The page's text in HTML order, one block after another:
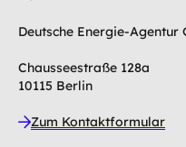
Deutsche Energie-Agentur
Chausseestraße 128a
10115 Berlin
Zum Kontaktformular